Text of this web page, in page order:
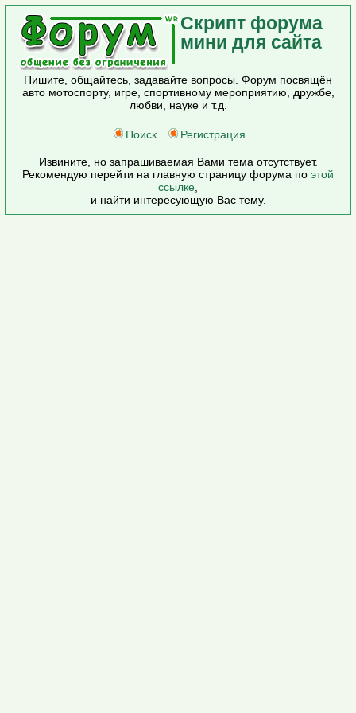
Скрипт форума
мини для сайта
Пишите, общайтесь, задавайте вопросы. Форум посвящён
авто мотоспорту, игре, спортивному мероприятию, дружбе,
любви, науке и т.д.
Поиск Регистрация
Извините, но запрашиваемая Вами тема отсутствует.
Рекомендую перейти на главную страницу форума по этой
ссылке
и найти интересующую Вас тему.